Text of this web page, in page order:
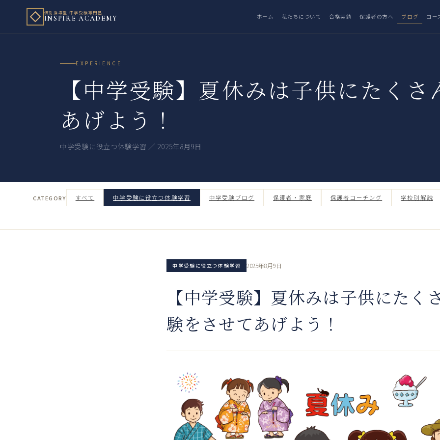
個別指導型 中学受験専門塾
INSPIRE ACADEMY ホーム 私たちについて 合格実績 保護者の方へ ブログ コー
EXPERIENCE
【中学受験】夏休みは子供にたく
あげよう！
中学受験に役立つ体験学習 ／ 2025年8月9日
CATEGORY すべて 中学受験に役立つ体験学習 中学受験ブログ 保護者・家庭 保護者コーチング 学校別解説
中学受験に役立つ体験学習 2025年8月9日
【中学受験】夏休みは子供にたく
験をさせてあげよう！